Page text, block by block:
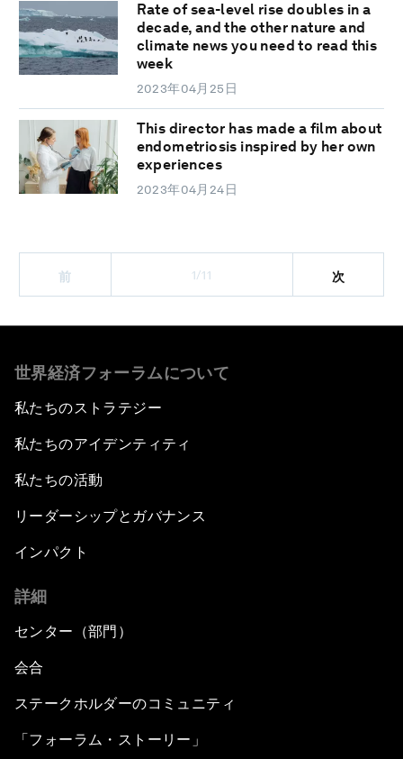
Rate of sea-level rise doubles in a
decade, and the other nature and
climate news you need to read this
week
2023年04月25日
This director has made a film about
endometriosis inspired by her own
experiences
2023年04月24日
前 1/11 次
世界経済フォーラムについて
私たちのストラテジー
私たちのアイデンティティ
私たちの活動
リーダーシップとガバナンス
インパクト
詳細
センター（部門）
会合
ステークホルダーのコミュニティ
「フォーラム・ストーリー」